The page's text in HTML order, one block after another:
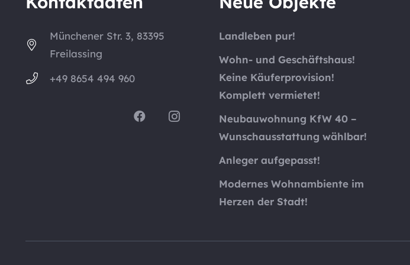
Münchener Str. 3, 83395
Freilassing
+49 8654 494 960
Landleben pur!
Wohn- und Geschäftshaus!
Keine Käuferprovision!
Komplett vermietet!
Neubauwohnung KfW 40 –
Wunschausstattung wählbar!
Anleger aufgepasst!
Modernes Wohnambiente im
Herzen der Stadt!